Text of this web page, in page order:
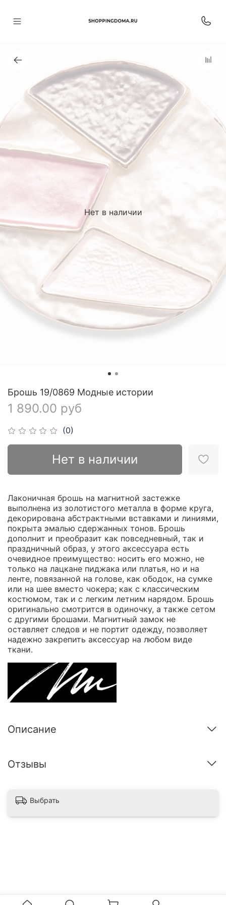
Нет в наличии
(0)
Брошь 19/0869 Модные истории
1 890.00 руб
Нет в наличии
Лаконичная брошь на магнитной застежке
выполнена из золотистого металла в форме круга,
декорирована абстрактными вставками и линиями,
покрыта эмалью сдержанных тонов. Брошь
дополнит и преобразит как повседневный, так и
праздничный образ, у этого аксессуара есть
очевидное преимущество: носить его можно, не
только на лацкане пиджака или платья, но и на
ленте, повязанной на голове, как ободок, на сумке
или на шее вместо чокера; как с классическим
костюмом, так и с легким летним нарядом. Брошь
оригинально смотрится в одиночку, а также сетом
с другими брошами. Магнитный замок не
оставляет следов и не портит одежду, позволяет
надежно закрепить аксессуар на любом виде
ткани.
Описание
Отзывы
Выбрать